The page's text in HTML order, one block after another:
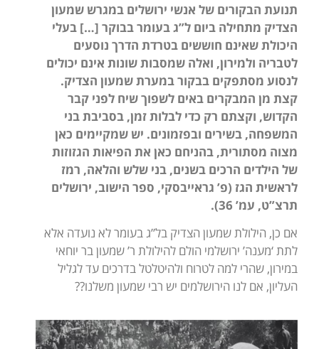
תנועת הבקורים של אנשי ירושלים במגרש שמעון
הצדיק מתחילה ביום ל”ג בעומר בבוקר […] בעלי
היכולת שאינם חוששים בטרדת הדרך נוסעים
לטבריה ולמירון, ואלה שמסבות שונות אינם יכולים
לנסוע מסתפקים בבקור במערת שמעון הצדיק.
קצת מן המבקרים באים לשפוך שיח לפני קבר
הקדוש, וקצתם רק כדי לבלות זמן, בסביבת בני
המשפחה, בשירים ובפזמונים. יש שמקיימים כאן
מצוה מסתורית, בהניחם כאן את הפיאות הגזוזות
של הילדים הרכים בשנים, בני שלש והלאה, רמז
לראשית הגז (פ’ גראייבסקי, ספר הישוב, ירושלים
תרצ”ט, עמ’ 36).
אם כן, הילולת שמעון הצדיק בל”ג בעומר לא נועדה אלא
לתת ‘מענה’ ירושלמי הולם להילולת ר’ שמעון בר יוחאי
במירון, שהרי למה לטרוח ולהיטלטל בדרכים עד לגליל
העליון, אם לנו הירושלמים יש רבי שמעון משלנו??